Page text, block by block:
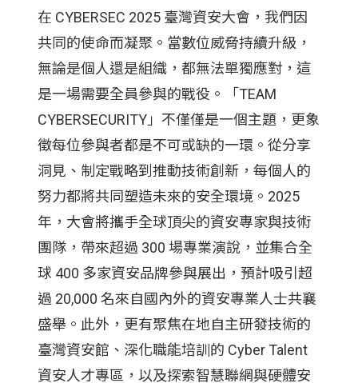
在 CYBERSEC 2025 臺灣資安大會，我們因
共同的使命而凝聚。當數位威脅持續升級，
無論是個人還是組織，都無法單獨應對，這
是一場需要全員參與的戰役。「TEAM
CYBERSECURITY」不僅僅是一個主題，更象
徵每位參與者都是不可或缺的一環。從分享
洞見、制定戰略到推動技術創新，每個人的
努力都將共同塑造未來的安全環境。2025
年，大會將攜手全球頂尖的資安專家與技術
團隊，帶來超過 300 場專業演說，並集合全
球 400 多家資安品牌參與展出，預計吸引超
過 20,000 名來自國內外的資安專業人士共襄
盛舉。此外，更有聚焦在地自主研發技術的
臺灣資安館、深化職能培訓的 Cyber Talent
資安人才專區，以及探索智慧聯網與硬體安